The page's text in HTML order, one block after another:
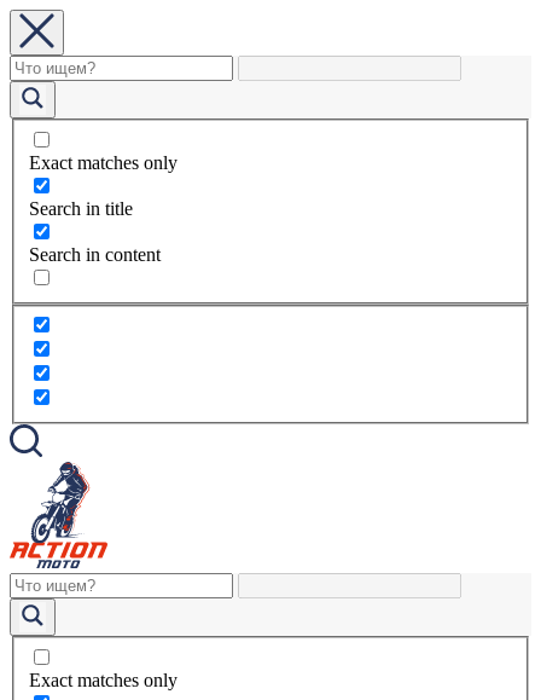
Exact matches only
Search in title
Search in content
Exact matches only